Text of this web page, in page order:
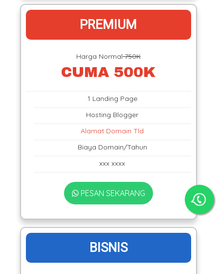
PREMIUM
Harga Normal750K
CUMA 500K
1 Landing Page
Hosting Blogger
Alamat Domain Tld
Biaya Domain/Tahun
xxx xxxx
PESAN SEKARANG
BISNIS